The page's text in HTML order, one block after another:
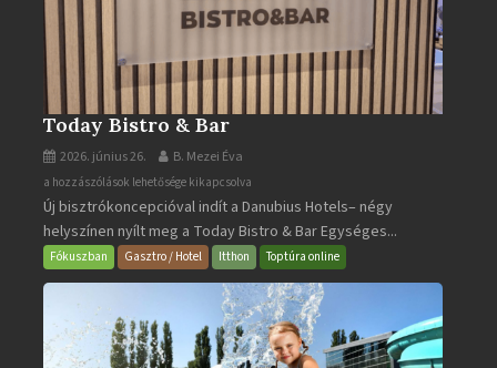
Today Bistro & Bar
2026. június 26. B. Mezei Éva
Today
Bistro
&
Bar
a hozzászólások lehetősége kikapcsolva
Új bisztrókoncepcióval indít a Danubius Hotels– négy
helyszínen nyílt meg a Today Bistro & Bar Egységes...
Fókuszban Gasztro / Hotel Itthon Toptúra online